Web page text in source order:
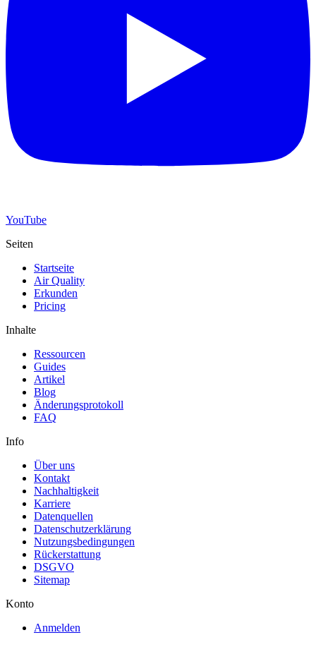
YouTube
Seiten
Startseite
Air Quality
Erkunden
Pricing
Inhalte
Ressourcen
Guides
Artikel
Blog
Änderungsprotokoll
FAQ
Info
Über uns
Kontakt
Nachhaltigkeit
Karriere
Datenquellen
Datenschutzerklärung
Nutzungsbedingungen
Rückerstattung
DSGVO
Sitemap
Konto
Anmelden